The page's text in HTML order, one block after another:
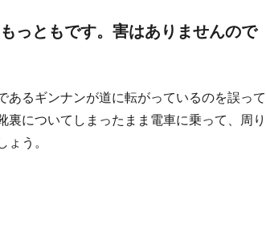
っともです。害はありませんので
るギンナンが道に転がっているのを誤って
についてしまったまま電車に乗って、周り
う。